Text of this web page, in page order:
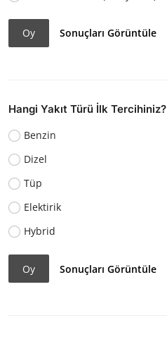
Oy Sonuçları Görüntüle
Hangi Yakıt Türü İlk Tercihiniz?
Benzin
Dizel
Tüp
Elektirik
Hybrid
Oy Sonuçları Görüntüle